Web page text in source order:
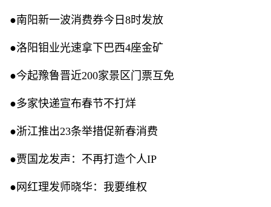
●南阳新一波消费券今日8时发放
●洛阳钼业光速拿下巴西4座金矿
●今起豫鲁晋近200家景区门票互免
●多家快递宣布春节不打烊
●浙江推出23条举措促新春消费
●贾国龙发声：不再打造个人IP
●网红理发师晓华：我要维权